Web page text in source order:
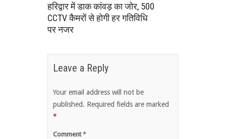
हरिद्वार में डाक कांवड़ का जोर, 500
CCTV कैमरों से होगी हर गतिविधि
पर नजर
Leave a Reply
Your email address will not be
published. Required fields are marked
*
Comment*